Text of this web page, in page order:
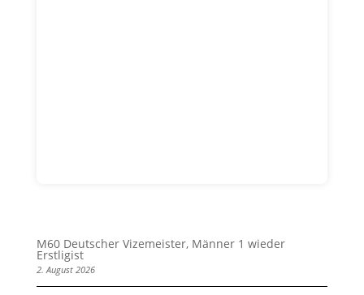
M60 Deutscher Vizemeister, Männer 1 wieder
Erstligist
2. August 2026